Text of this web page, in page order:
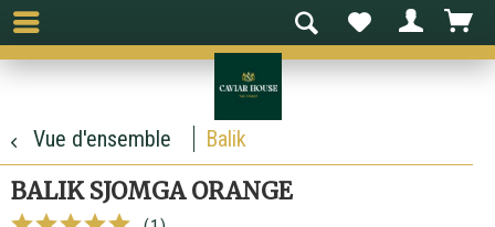
Vue d'ensemble Balik
BALIK SJOMGA ORANGE